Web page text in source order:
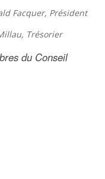
Facquer, Président
Trésorier
du Conseil